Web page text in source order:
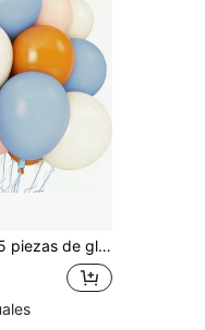
bodas, Día de San Valentín, propuestas de compromiso, aniversarios, bailes de graduación, decoración de revelación de género y varias escenas de decoración fotográfica interior/exterior. Suministros para fiestas, accesorios de decoración para fiestas, fondo fotográfico.